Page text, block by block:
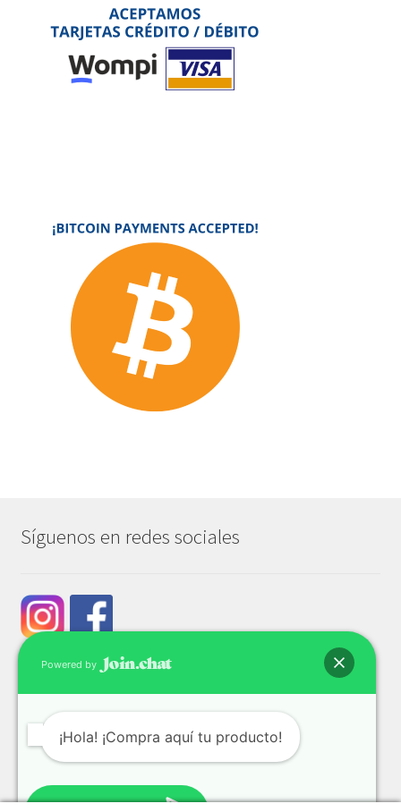
Síguenos en redes sociales
© Tech & Go 2026
Privacidad y seguridad
Construido con WooCommerce
Powered by
¡Hola! ¡Compra aquí tu producto!